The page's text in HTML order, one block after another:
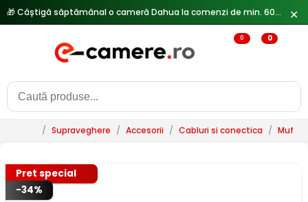
🎁 Câștigă săptămânal o cameră Dahua la comenzi de min. 600 lei — ✕
0 0
/ Supraveghere / Accesorii / Cabluri si conectica / Mufe
Pret special
-34%